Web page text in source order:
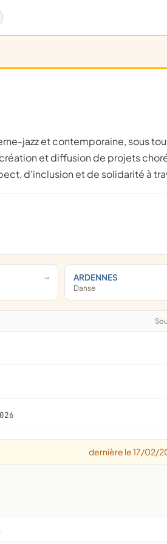
et diffusion de projets
d'inclusion et de solidarité à
ARDENNES
Danse
dernière le 17/02/